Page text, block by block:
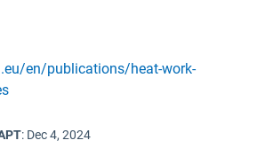
en/publications/heat-work-
: Dec 4, 2024